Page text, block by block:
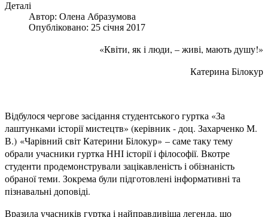
Деталі
Автор: Олена Абразумова
Опубліковано: 25 січня 2017
«Квіти, як і люди, – живі, мають душу!»
Катерина Білокур
Відбулося чергове засідання студентського гуртка «За
лаштунками історії мистецтв» (керівник - доц. Захарченко М.
В.) «Чарівний світ Катерини Білокур» – саме таку тему
обрали учасники гуртка ННІ історії і філософії. Вкотре
студенти продемонстрували зацікавленість і обізнаність
обраної теми. Зокрема були підготовлені інформативні та
пізнавальні доповіді.
Вразила учасників гуртка і найправдивіша легенда, що